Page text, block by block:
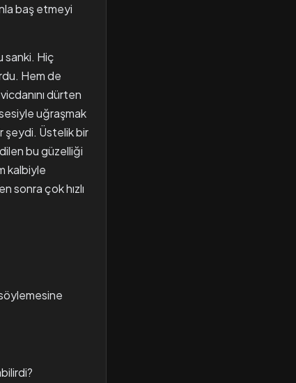
baş etmeyi
sanki. Hiç
Hem de
dürten
uğraşmak
şeydi. Üstelik bir
bu güzelliği
kalbiyle
sonra çok hızlı